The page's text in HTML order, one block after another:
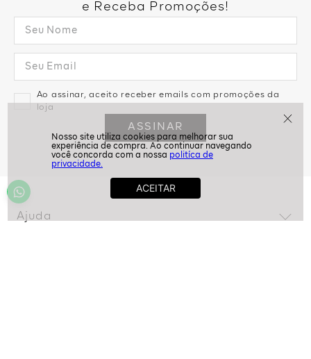
politíca de
privacidade.
e Receba Promoções!
Ao assinar, aceito receber emails com promoções da
loja
ASSINAR
Ajuda